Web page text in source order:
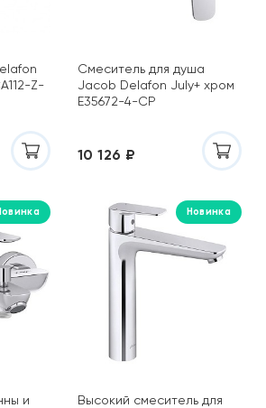
Z-
Cмеситель для душа
Jacob Delafon July+ хром
E35672-4-CP
10 126 ₽
и
Новинка
Высокий смеситель для